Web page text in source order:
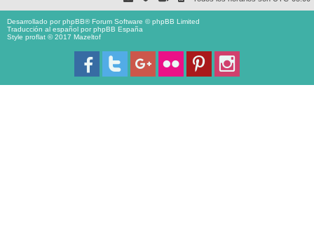
Desarrollado porphpBB® Forum Software © phpBB Limited
Traducción al español porphpBB España
Style proflat © 2017 Mazeltof